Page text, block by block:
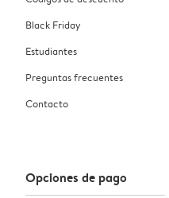
Black Friday
Estudiantes
Preguntas frecuentes
Contacto
Opciones de pago